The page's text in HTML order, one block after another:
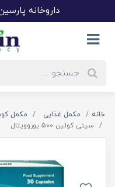
داروخانه
خانه مکمل غذایی مکمل
سیتی کولین 500 یوروویتال